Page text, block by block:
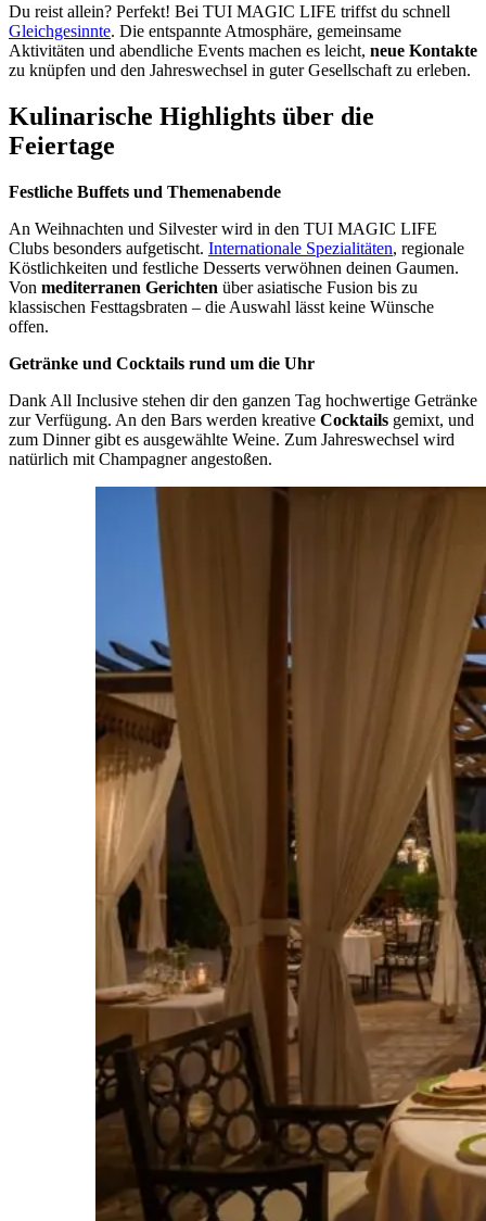
Du reist allein? Perfekt! Bei TUI MAGIC LIFE triffst du schnell
Gleichgesinnte. Die entspannte Atmosphäre, gemeinsame
Aktivitäten und abendliche Events machen es leicht, neue Kontakte
zu knüpfen und den Jahreswechsel in guter Gesellschaft zu erleben.
Kulinarische Highlights über die
Feiertage
Festliche Buffets und Themenabende
An Weihnachten und Silvester wird in den TUI MAGIC LIFE
Clubs besonders aufgetischt. Internationale Spezialitäten, regionale
Köstlichkeiten und festliche Desserts verwöhnen deinen Gaumen.
Von mediterranen Gerichten über asiatische Fusion bis zu
klassischen Festtagsbraten – die Auswahl lässt keine Wünsche
offen.
Getränke und Cocktails rund um die Uhr
Dank All Inclusive stehen dir den ganzen Tag hochwertige Getränke
zur Verfügung. An den Bars werden kreative Cocktails gemixt, und
zum Dinner gibt es ausgewählte Weine. Zum Jahreswechsel wird
natürlich mit Champagner angestoßen.